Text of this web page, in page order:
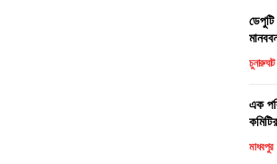
ডেপুটি
চুনারুঘাট
এক
মাধবপুর